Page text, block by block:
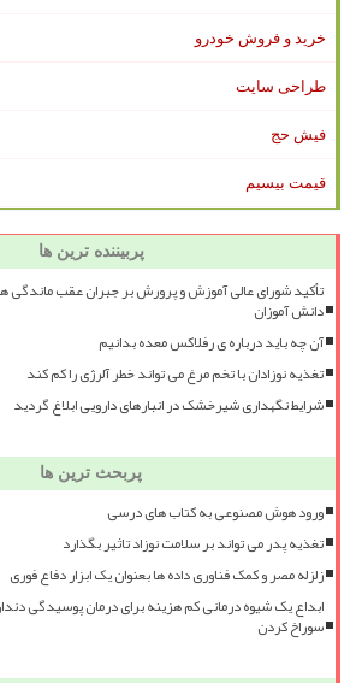
خرید و فروش خودرو
طراحی سایت
فیش حج
قیمت بیسیم
پربیننده ترین ها
تأکید شورای عالی آموزش و پرورش بر جبران عقب ماندگی
دانش آموزان
آن چه باید درباره ی رفلاکس معده بدانیم
تغذیه نوزادان با تخم مرغ می تواند خطر آلرژی را کم کند
شرایط نگهداری شیرخشک در انبارهای دارویی ابلاغ گردید
پربحث ترین ها
ورود هوش مصنوعی به کتاب های درسی
تغذیه پدر می تواند بر سلامت نوزاد تاثیر بگذارد
زلزله مصر و کمک فناوری داده ها بعنوان یک ابزار دفاع فوری
ابداع یک شیوه درمانی کم هزینه برای درمان پوسیدگی
سوراخ کردن